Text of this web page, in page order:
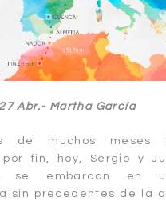
Abr.- Martha García
de muchos meses
fin, hoy, Sergio y
se embarcan en
sin precedentes de la